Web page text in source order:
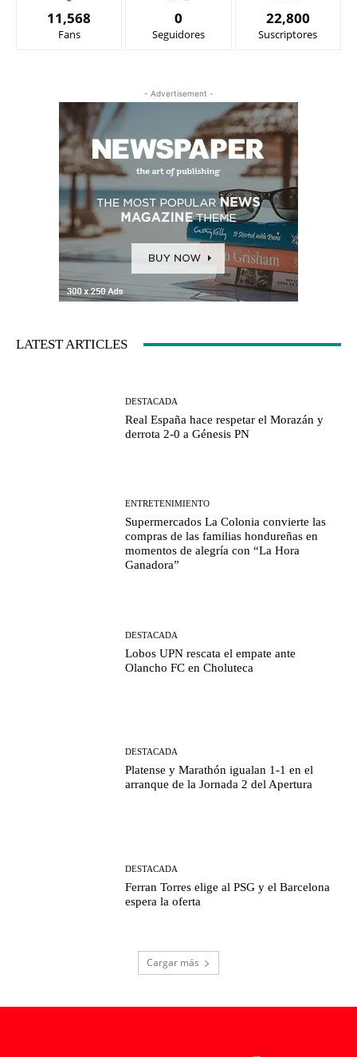
11,568
Fans
0
Seguidores
22,800
Suscriptores
- Advertisement -
LATEST ARTICLES
DESTACADA
Real España hace respetar el Morazán y
derrota 2-0 a Génesis PN
ENTRETENIMIENTO
Supermercados La Colonia convierte las
compras de las familias hondureñas en
momentos de alegría con “La Hora
Ganadora”
DESTACADA
Lobos UPN rescata el empate ante
Olancho FC en Choluteca
DESTACADA
Platense y Marathón igualan 1-1 en el
arranque de la Jornada 2 del Apertura
DESTACADA
Ferran Torres elige al PSG y el Barcelona
espera la oferta
Cargar más